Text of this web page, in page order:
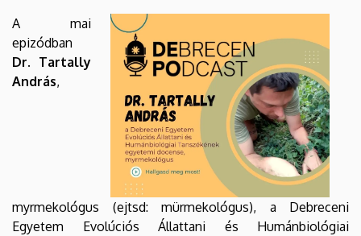
Biológiai
és
A mai
epizódban
Dr. Tartally
András,
myrmekológus (ejtsd: mürmekológus), a Debreceni
Egyetem Evolúciós Állattani és Humánbiológiai